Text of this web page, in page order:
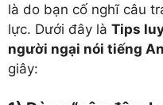
là do bạn cố nghĩ câu
lực. Dưới đây là Tips
người ngại nói tiếng
giây: